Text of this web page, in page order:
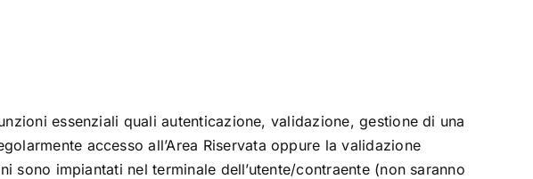
essenziali quali autenticazione, validazione, gestione di una
accesso all’Area Riservata oppure la validazione
impiantati nel terminale dell’utente/contraente (non saranno